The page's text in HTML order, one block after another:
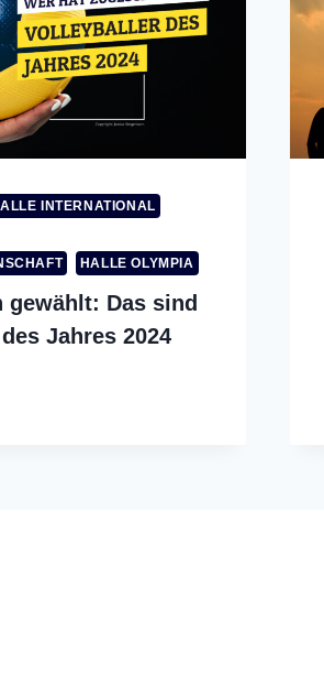
INTERNATIONAL
HALLE OLYMPIA
gewählt: Das sind
Jahres 2024